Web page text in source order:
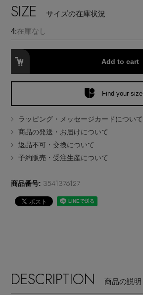
クラッチバッグ
ボストンバッグ
ベルト
レッグウェア
ポーチ
チャーム・ストラップ
コサージュ・ブローチ
アンクレット
水着・スイムウェア
NEW IN BRAND
BRAND NEWS
EDITOR'S CLOSET
メルマガ PICKUP
SIZE サイズの在庫状況
4:在庫なし
Add to cart
Find your size
ラッピング・メッセージカードについて
商品の発送・お届けについて
返品不可・交換について
予約販売・受注生産について
商品番号: 3541376127
DESCRIPTION 商品の説明